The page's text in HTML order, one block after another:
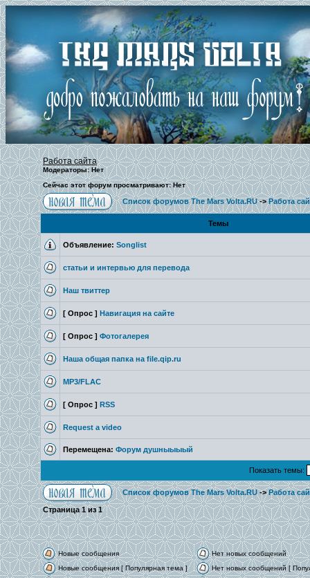
Работа сайта
Модераторы: Нет
Сейчас этот форум просматривают: Нет
Список форумов The Mars Volta.RU->Работа
Темы
Объявление: Songlist
статьи и интервью для перевода
Наш твиттер
[ Опрос ] Навигация на сайте
[ Опрос ] Фотогалерея
Наша общая папка на file.qip.ru
MP3/FLAC
[ Опрос ] RSS
Request a video
Перемещена: Форум душныыыый
Показать темы:
Список форумов The Mars Volta.RU->Работа
Страница1из1
Новые сообщения
Нет новых сообщений
Новые сообщения [ Популярная тема ]
Нет новых сообщений [